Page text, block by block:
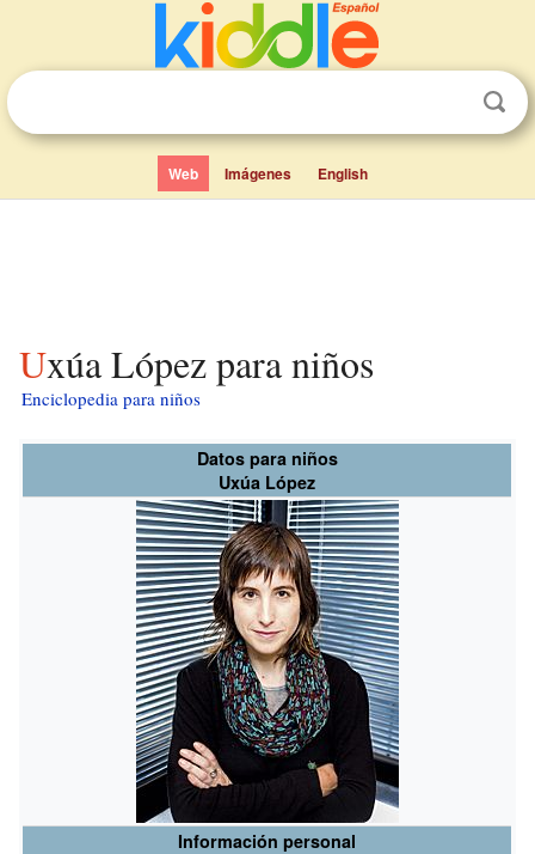
Web Imágenes English
Uxúa López para niños
Enciclopedia para niños
Datos para niños
Uxúa López
Información personal